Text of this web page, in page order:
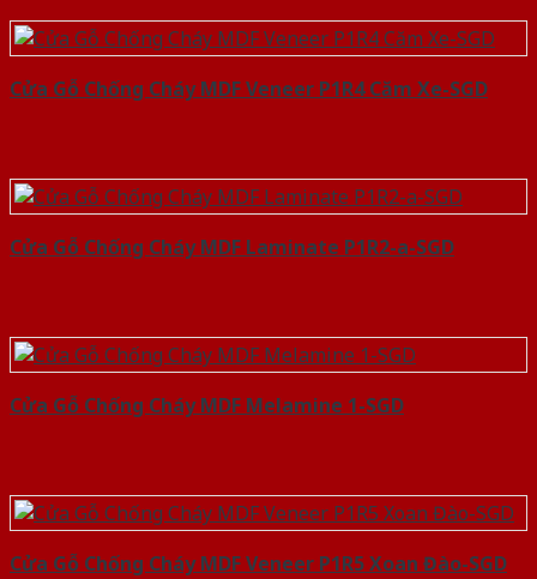
Cửa Gỗ Chống Cháy MDF Veneer P1R4 Căm Xe-SGD
Cửa Gỗ Chống Cháy MDF Laminate P1R2-a-SGD
Cửa Gỗ Chống Cháy MDF Melamine 1-SGD
Cửa Gỗ Chống Cháy MDF Veneer P1R5 Xoan Đào-SGD